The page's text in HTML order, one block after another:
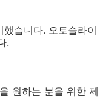
습니다. 오토슬라이
.
원하는 분을 위한 제